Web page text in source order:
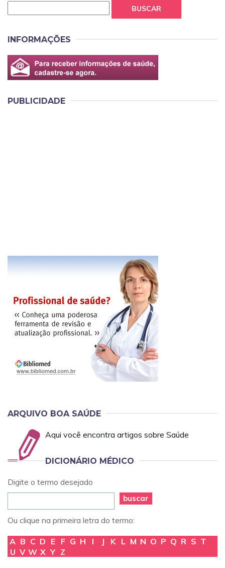
BUSCAR
INFORMAÇÕES
PUBLICIDADE
ARQUIVO BOA SAÚDE
Aqui você encontra artigos sobre Saúde
DICIONÁRIO MÉDICO
Digite o termo desejado
buscar
Ou clique na primeira letra do termo:
A B C D E F G H I J K L M N O P Q R S T
U V W X Y Z